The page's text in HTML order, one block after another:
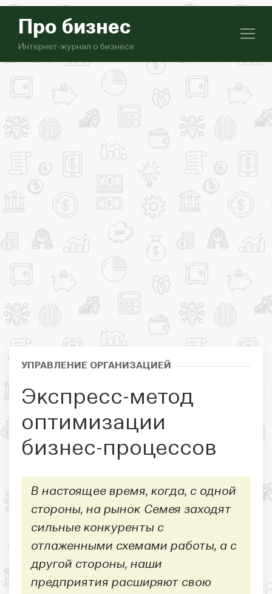
Про бизнес
Интернет-журнал о бизнесе
УПРАВЛЕНИЕ ОРГАНИЗАЦИЕЙ
Экспресс-метод
оптимизации
бизнес-процессов
В настоящее время, когда, с одной
стороны, на рынок Семея заходят
сильные конкуренты с
отлаженными схемами работы, а с
другой стороны, наши
предприятия расширяют свою